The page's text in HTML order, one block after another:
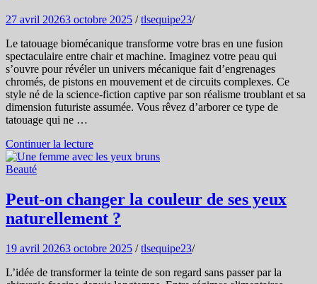
27 avril 20263 octobre 2025 /tlsequipe23/
Le tatouage biomécanique transforme votre bras en une fusion
spectaculaire entre chair et machine. Imaginez votre peau qui
s’ouvre pour révéler un univers mécanique fait d’engrenages
chromés, de pistons en mouvement et de circuits complexes. Ce
style né de la science-fiction captive par son réalisme troublant et sa
dimension futuriste assumée. Vous rêvez d’arborer ce type de
tatouage qui ne …
Continuer la lecture
Beauté
Peut-on changer la couleur de ses yeux
naturellement ?
19 avril 20263 octobre 2025 /tlsequipe23/
L’idée de transformer la teinte de son regard sans passer par la